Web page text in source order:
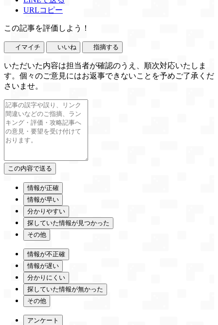
URLコピー
この記事を評価しよう！
イマイチ いいね 指摘する
いただいた内容は担当者が確認のうえ、順次対応いたしま
す。個々のご意見にはお返事できないことを予めご了承くだ
さいませ。
情報が正確
情報が早い
分かりやすい
探していた情報が見つかった
その他
情報が不正確
情報が遅い
分かりにくい
探していた情報が無かった
その他
アンケート